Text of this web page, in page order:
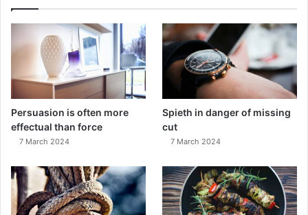
Persuasion is often more
effectual than force
7 March 2024
Spieth in danger of missing
cut
7 March 2024